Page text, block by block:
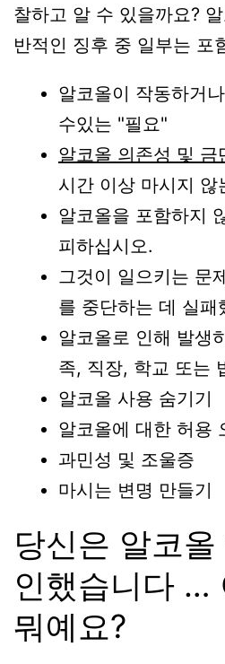
찰하고 알 수 있을까요?
반적인 징후 중 일부는 포
알코올이 작동하거
수있는 "필요"
알코올 의존성 및 금
시간 이상 마시지 않
알코올을 포함하지
피하십시오.
그것이 일으키는 문
를 중단하는 데 실패
알코올로 인해 발생
족, 직장, 학교 또는
알코올 사용 숨기기
알코올에 대한 허용
과민성 및 조울증
마시는 변명 만들기
당신은 알코
인했습니다 …
뭐예요?